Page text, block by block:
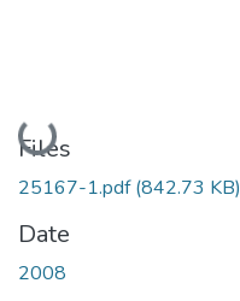
Loading...
Files
25167-1.pdf(842.73 KB)
Date
2008